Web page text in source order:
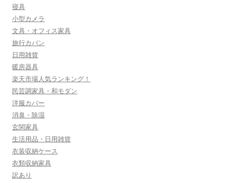
寝具
小型カメラ
文具・オフィス家具
旅行カバン
日用雑貨
暖房器具
楽天市場人気ランキング！
民芸調家具・和モダン
洋服カバー
消臭・除湿
玄関家具
生活用品・日用雑貨
衣装収納ケース
衣類収納家具
訳あり